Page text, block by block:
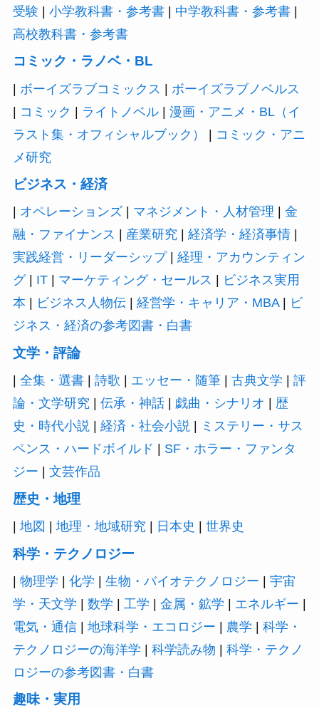
受験 | 小学教科書・参考書| 中学教科書・参考書|
高校教科書・参考書
コミック・ラノベ・BL
| ボーイズラブコミックス | ボーイズラブノベルス
| コミック | ライトノベル| 漫画・アニメ・BL（イ
ラスト集・オフィシャルブック）
| コミック・アニ
メ研究
ビジネス・経済
オペレーションズ| マネジメント・人材管理
金
融・ファイナンス
産業研究 経済学・経済事情|
実践経営・リーダーシップ| 経理・アカウンティン
グ| IT| マーケティング・セールス
ビジネス実用
本
ビジネス人物伝| 経営学・キャリア・MBA|
ビ
ジネス・経済の参考図書・白書
文学・評論
全集・選書| 詩歌 エッセー・随筆| 古典文学
評
論・文学研究
伝承・神話| 戯曲・シナリオ
歴
史・時代小説| 経済・社会小説|
ミステリー・サス
ペンス・ハードボイルド
SF・ホラー・ファンタ
ジー
文芸作品
歴史・地理
地図 地理・地域研究 日本史 世界史
科学・テクノロジー
| 物理学 | 化学 | 生物・バイオテクノロジー | 宇宙
学・天文学 | 数学 | 工学 | 金属・鉱学 | エネルギー |
電気・通信| 地球科学・エコロジー | 農学 | 科学・
テクノロジーの海洋学 | 科学読み物 | 科学・テクノ
ロジーの参考図書・白書
趣味・実用